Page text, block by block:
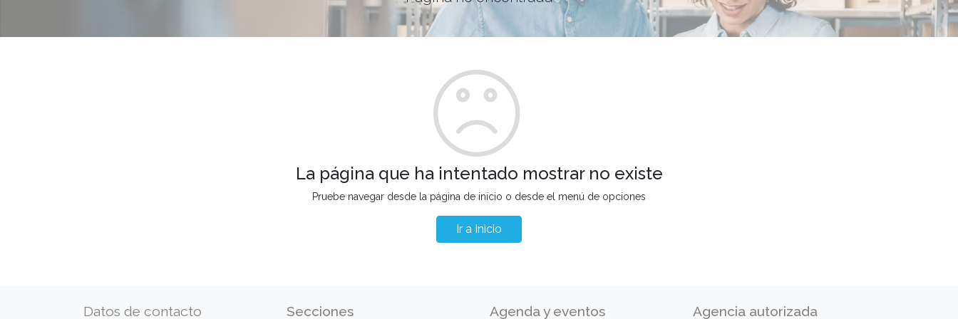
La página que ha intentado mostrar no existe
Pruebe navegar desde la página de inicio o desde el menú de opciones
Ir a Inicio
Datos de contacto Secciones Agenda y eventos Agencia autorizada